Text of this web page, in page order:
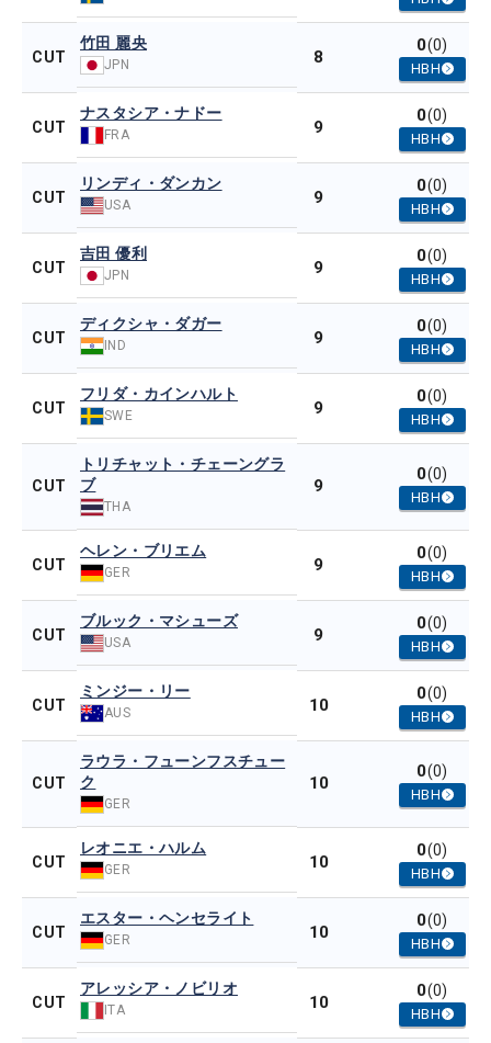
CUT
竹田 麗央
JPN 8
0(0)
HBH
CUT
ナスタシア・ナドー
FRA 9
0(0)
HBH
CUT
リンディ・ダンカン
USA 9
0(0)
HBH
CUT
吉田 優利
JPN 9
0(0)
HBH
CUT
ディクシャ・ダガー
IND 9
0(0)
HBH
CUT
フリダ・カインハルト
SWE 9
0(0)
HBH
CUT
トリチャット・チェーングラ
ブ
THA
9
0(0)
HBH
CUT
ヘレン・ブリエム
GER 9
0(0)
HBH
CUT
ブルック・マシューズ
USA 9
0(0)
HBH
CUT
ミンジー・リー
AUS 10
0(0)
HBH
CUT
ラウラ・フューンフスチュー
ク
GER
10
0(0)
HBH
CUT
レオニエ・ハルム
GER 10
0(0)
HBH
CUT
エスター・ヘンセライト
GER 10
0(0)
HBH
CUT
アレッシア・ノビリオ
ITA 10
0(0)
HBH